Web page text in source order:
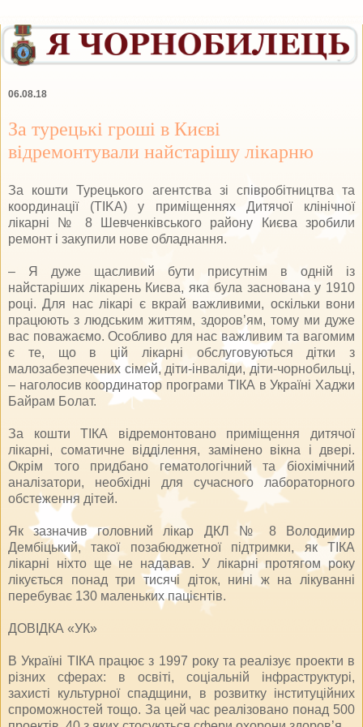
06.08.18
За турецькі гроші в Києві
відремонтували найстарішу лікарню
За кошти Турецького агентства зі співробітництва та
координації (TIKA) у приміщеннях Дитячої клінічної
лікарні № 8 Шевченківського району Києва зробили
ремонт і закупили нове обладнання.
– Я дуже щасливий бути присутнім в одній із
найстаріших лікарень Києва, яка була заснована у 1910
році. Для нас лікарі є вкрай важливими, оскільки вони
працюють з людським життям, здоров’ям, тому ми дуже
вас поважаємо. Особливо для нас важливим та вагомим
є те, що в цій лікарні обслуговуються дітки з
малозабезпечених сімей, діти-інваліди, діти-чорнобильці,
– наголосив координатор програми ТІКА в Україні Хаджи
Байрам Болат.
За кошти ТІКА відремонтовано приміщення дитячої
лікарні, соматичне відділення, замінено вікна і двері.
Окрім того придбано гематологічний та біохімічний
аналізатори, необхідні для сучасного лабораторного
обстеження дітей.
Як зазначив головний лікар ДКЛ № 8 Володимир
Дембіцький, такої позабюджетної підтримки, як ТІКА
лікарні ніхто ще не надавав. У лікарні протягом року
лікується понад три тисячі діток, нині ж на лікуванні
перебуває 130 маленьких пацієнтів.
ДОВІДКА «УК»
В Україні ТІКА працює з 1997 року та реалізує проекти в
різних сферах: в освіті, соціальній інфраструктурі,
захисті культурної спадщини, в розвитку інституційних
спроможностей тощо. За цей час реалізовано понад 500